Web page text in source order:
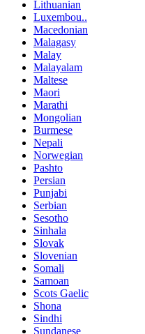
Lithuanian
Luxembou..
Macedonian
Malagasy
Malay
Malayalam
Maltese
Maori
Marathi
Mongolian
Burmese
Nepali
Norwegian
Pashto
Persian
Punjabi
Serbian
Sesotho
Sinhala
Slovak
Slovenian
Somali
Samoan
Scots Gaelic
Shona
Sindhi
Sundanese